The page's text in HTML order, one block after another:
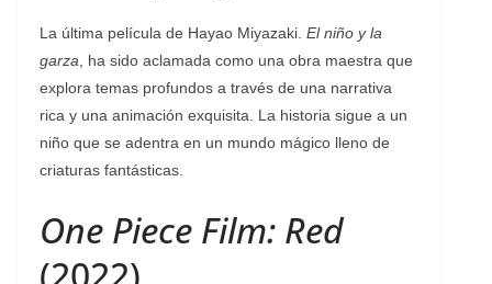
La última película de Hayao Miyazaki. El niño y la
garza , ha sido aclamada como una obra maestra que
explora temas profundos a través de una narrativa
rica y una animación exquisita. La historia sigue a un
niño que se adentra en un mundo mágico lleno de
criaturas fantásticas.
One Piece Film: Red
(2022)